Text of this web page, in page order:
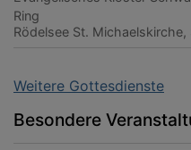
Ring
Rödelsee St. Michaelskirche,
Weitere Gottesdienste
Besondere